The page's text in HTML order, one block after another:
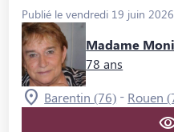
Publié le vendredi 19 juin 2026
Madame
78 ans
Barentin (76) - Rouen